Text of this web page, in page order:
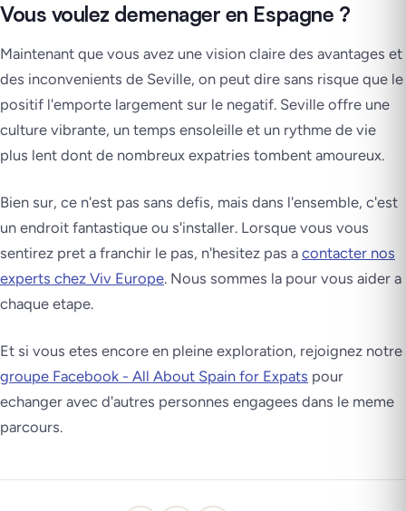
Vous voulez demenager en Espagne ?
Maintenant que vous avez une vision claire des avantages et
des inconvenients de Seville, on peut dire sans risque que le
positif l'emporte largement sur le negatif. Seville offre une
culture vibrante, un temps ensoleille et un rythme de vie
plus lent dont de nombreux expatries tombent amoureux.
Bien sur, ce n'est pas sans defis, mais dans l'ensemble, c'est
un endroit fantastique ou s'installer. Lorsque vous vous
sentirez pret a franchir le pas, n'hesitez pas a contacter nos
experts chez Viv Europe. Nous sommes la pour vous aider a
chaque etape.
Et si vous etes encore en pleine exploration, rejoignez notre
groupe Facebook - All About Spain for Expats pour
echanger avec d'autres personnes engagees dans le meme
parcours.